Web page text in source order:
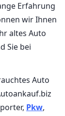
Erfahrung
wir Ihnen
altes Auto
Sie bei
Auto
Pkw,